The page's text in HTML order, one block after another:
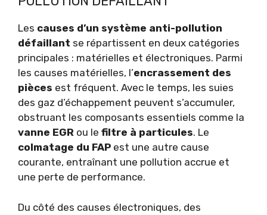
Les causes d’un système anti-pollution
défaillant se répartissent en deux catégories
principales : matérielles et électroniques. Parmi
les causes matérielles, l’encrassement des
pièces est fréquent. Avec le temps, les suies
des gaz d’échappement peuvent s’accumuler,
obstruant les composants essentiels comme la
vanne EGR ou le filtre à particules. Le
colmatage du FAP est une autre cause
courante, entraînant une pollution accrue et
une perte de performance.
Du côté des causes électroniques, des